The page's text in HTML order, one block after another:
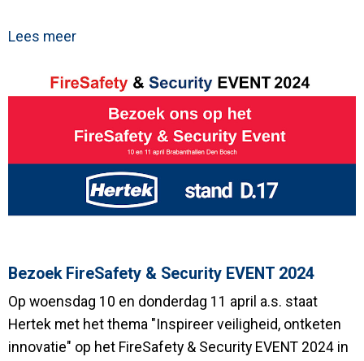
Lees meer
Bezoek FireSafety & Security EVENT 2024
Op woensdag 10 en donderdag 11 april a.s. staat
Hertek met het thema "Inspireer veiligheid, ontketen
innovatie" op het FireSafety & Security EVENT 2024 in